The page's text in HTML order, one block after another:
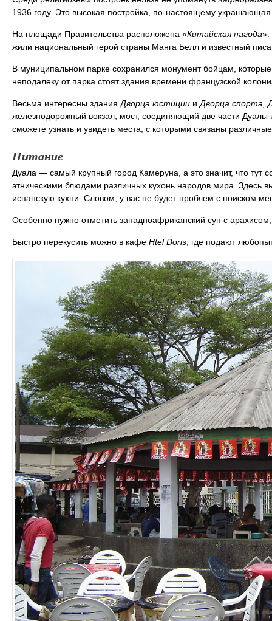
1936 году. Это высокая постройка, по-настоящему украшающая
На площади Правительства расположена «Китайская пагода».
жили национальный герой страны Манга Белл и известный
В муниципальном парке сохранился монумент бойцам,
неподалеку от парка стоят здания времени французской
Весьма интересны здания Дворца юстиции и Дворца спорта,
железнодорожный вокзал, мост, соединяющий две части Дуалы
сможете узнать и увидеть места, с которыми связаны
Питание
Дуала — самый крупный город Камеруна, а это значит, что тут
этническими блюдами различных кухонь народов мира. Здесь
испанскую кухни. Словом, у вас не будет проблем с поиском
Особенно нужно отметить западноафриканский суп с
Быстро перекусить можно в кафе Htel Doris , где подают